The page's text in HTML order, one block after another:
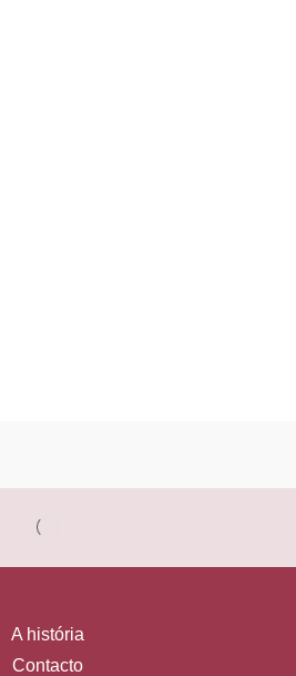
A história
Contacto